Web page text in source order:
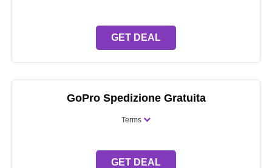
GET DEAL
GoPro Spedizione Gratuita
Terms
GET DEAL